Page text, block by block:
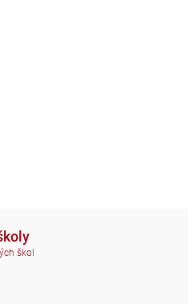
škol